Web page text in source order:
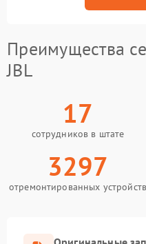
Преимущества
JBL
17
сотрудников в штате
3297
отремонтированных устройств